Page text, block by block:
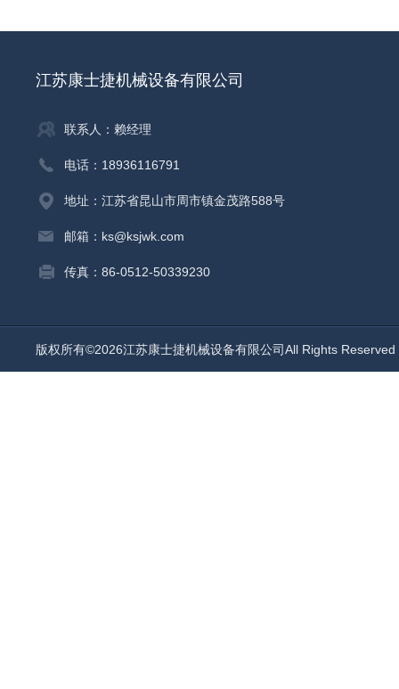
江苏康士捷机械设备有限公司
联系人：赖经理
电话：18936116791
地址：江苏省昆山市周市镇金茂路588号
邮箱：ks@ksjwk.com
传真：86-0512-50339230
版权所有©2026江苏康士捷机械设备有限公司All Rights